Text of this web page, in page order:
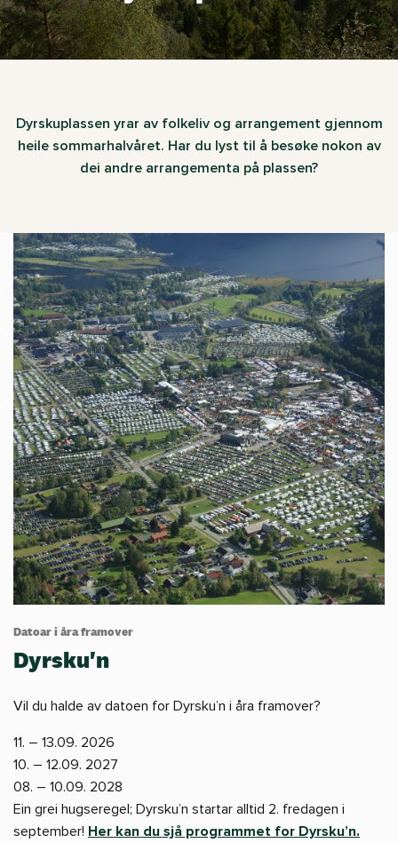
Dyrskuplassen yrar av folkeliv og arrangement gjennom
heile sommarhalvåret. Har du lyst til å besøke nokon av
dei andre arrangementa på plassen?
Datoar i åra framover
Dyrsku'n
Vil du halde av datoen for Dyrsku’n i åra framover?
11. – 13.09. 2026
10. – 12.09. 2027
08. – 10.09. 2028
Ein grei hugseregel; Dyrsku’n startar alltid 2. fredagen i
september! Her kan du sjå programmet for Dyrsku’n.